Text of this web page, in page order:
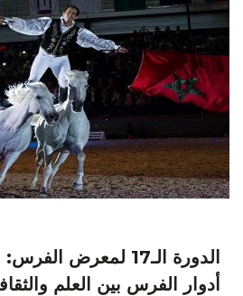
الدورة الـ17
أدوار الفرس بين العلم